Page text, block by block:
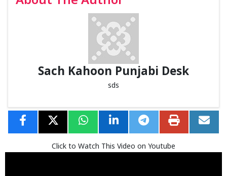
Sach Kahoon Punjabi Desk
sds
Click to Watch This Video on Youtube